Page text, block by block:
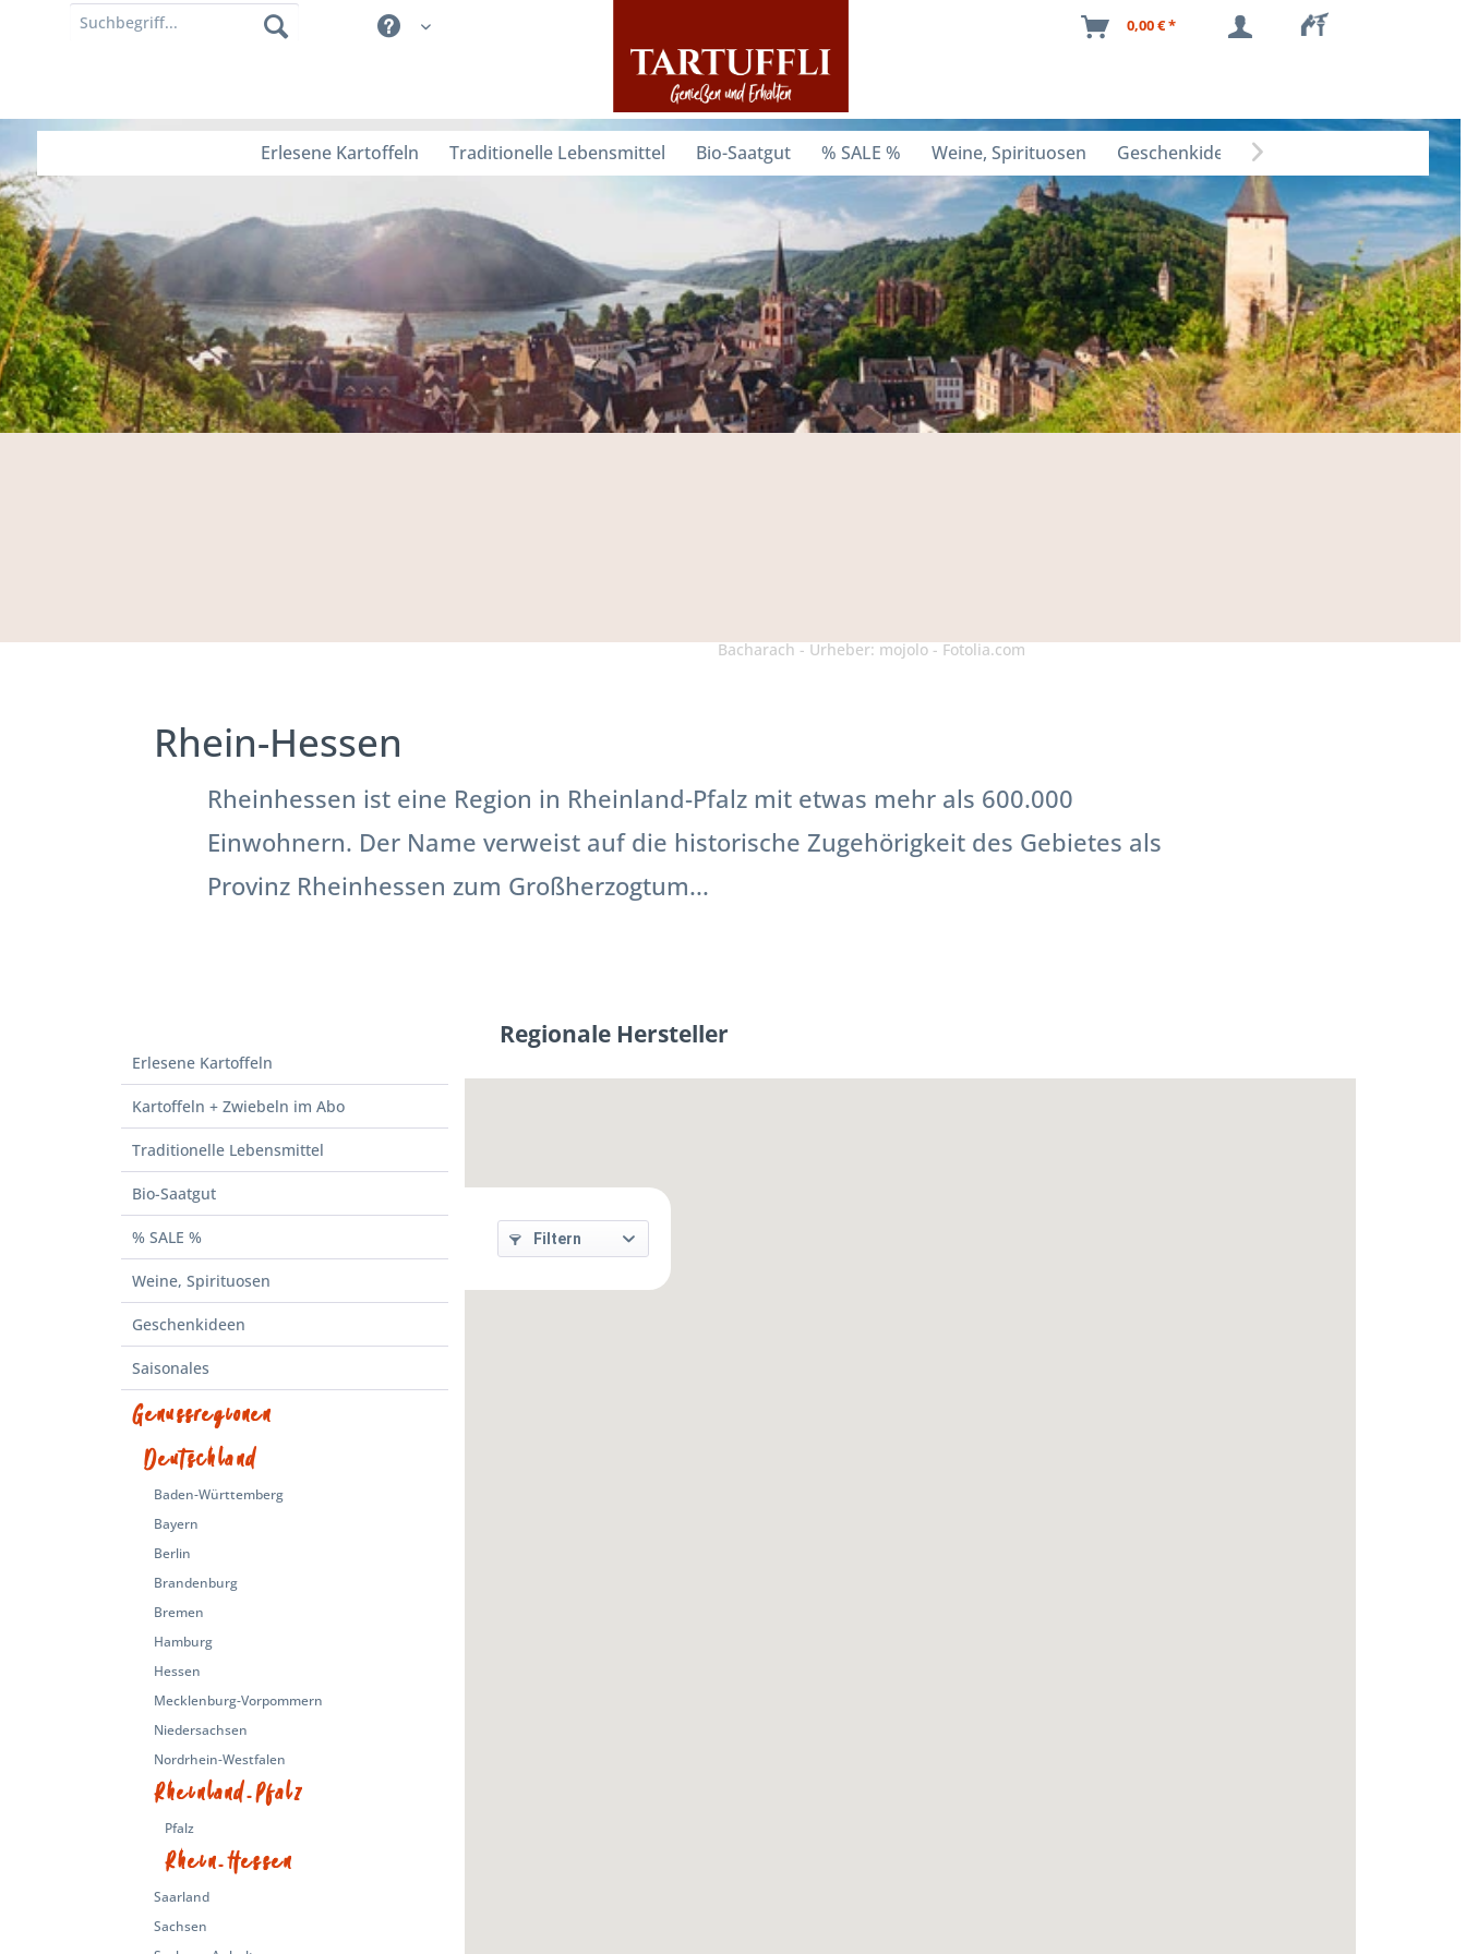
0,00 € *
Erlesene Kartoffeln Traditionelle Lebensmittel Bio-Saatgut % SALE % Weine, Spirituosen Geschenkideen 
Bacharach - Urheber: mojolo - Fotolia.com
Rhein-Hessen
Rheinhessen ist eine Region in Rheinland-Pfalz mit etwas mehr als 600.000
Einwohnern. Der Name verweist auf die historische Zugehörigkeit des Gebietes als
Provinz Rheinhessen zum Großherzogtum...
Erlesene Kartoffeln
Kartoffeln + Zwiebeln im Abo
Traditionelle Lebensmittel
Bio-Saatgut
% SALE %
Weine, Spirituosen
Geschenkideen
Saisonales
Genussregionen
Deutschland
Baden-Württemberg
Bayern
Berlin
Brandenburg
Bremen
Hamburg
Hessen
Mecklenburg-Vorpommern
Niedersachsen
Nordrhein-Westfalen
Rheinland-Pfalz
Pfalz
Rhein-Hessen
Saarland
Sachsen
Regionale Hersteller
Filtern